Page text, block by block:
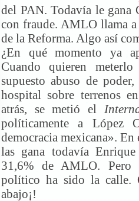
del PAN. Todavía le gana
con fraude. AMLO llama a
de la Reforma. Algo así
¿En qué momento ya
Cuando quieren
supuesto abuso de
hospital sobre terrenos
atrás, se metió el
políticamente a López
democracia mexicana».
las gana todavía
31,6% de AMLO. Pero
político ha sido la calle.
abajo¡!